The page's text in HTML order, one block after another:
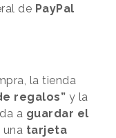
de PayPal
la tienda
regalos” y la
a guardar el
una tarjeta